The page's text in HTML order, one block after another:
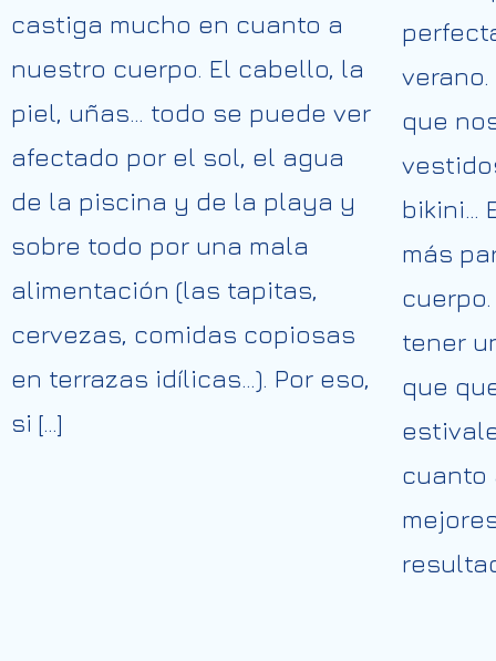
castiga mucho en cuanto a
nuestro cuerpo. El cabello, la
piel, uñas… todo se puede ver
afectado por el sol, el agua
de la piscina y de la playa y
sobre todo por una mala
alimentación (las tapitas,
cervezas, comidas copiosas
en terrazas idílicas…). Por eso,
si […]
que
bikini…
más
tener
que
cuanto